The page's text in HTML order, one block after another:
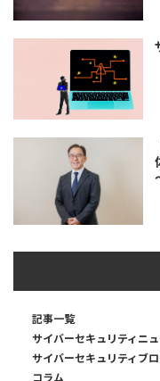
記事一覧
サイバーセキュリティニ
サイバーセキュリティブ
コラム